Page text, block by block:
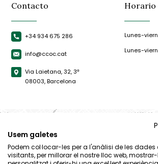
Contacto
+34 934 675 286
info@ccoc.cat
Via Laietana, 32, 3ª
08003, Barcelona
Horario
Lunes-
Lunes-
Usem galetes
Podem col·locar-les per a l'anàlisi de les dades
visitants, per millorar el nostre lloc web,